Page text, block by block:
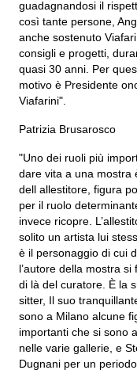
guadagnandosi il
così tante persone,
anche sostenuto
consigli e progetti,
quasi 30 anni. Per
motivo è Presidente
Viafarini".
Patrizia Brusarosco
"Uno dei ruoli più
dare vita a una mostra
dell allestitore, figura
per il ruolo
invece ricopre.
solito un artista lui
è il personaggio di cui
l’autore della mostra si
di là del curatore. È la
sitter, Il suo
sono a Milano alcune
importanti che si sono
nelle varie gallerie, e
Dugnani per un